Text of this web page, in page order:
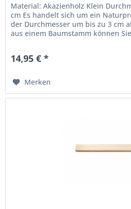
Material: Akazienholz Klein
cm Es handelt sich um ein
der Durchmesser um bis zu 3 cm
aus einem Baumstamm können
14,95 € *
Merken